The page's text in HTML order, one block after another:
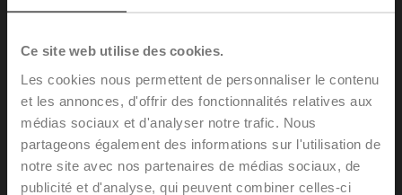
Ce site web utilise des cookies.
Les cookies nous permettent de personnaliser le contenu
et les annonces, d'offrir des fonctionnalités relatives aux
médias sociaux et d'analyser notre trafic. Nous
partageons également des informations sur l'utilisation de
notre site avec nos partenaires de médias sociaux, de
publicité et d'analyse, qui peuvent combiner celles-ci
ZG-EFB